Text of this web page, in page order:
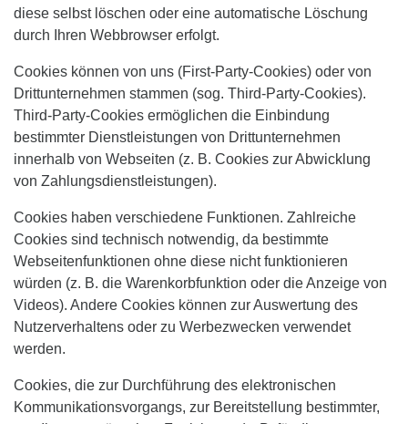
diese selbst löschen oder eine automatische Löschung
durch Ihren Webbrowser erfolgt.
Cookies können von uns (First-Party-Cookies) oder von
Drittunternehmen stammen (sog. Third-Party-Cookies).
Third-Party-Cookies ermöglichen die Einbindung
bestimmter Dienstleistungen von Drittunternehmen
innerhalb von Webseiten (z. B. Cookies zur Abwicklung
von Zahlungsdienstleistungen).
Cookies haben verschiedene Funktionen. Zahlreiche
Cookies sind technisch notwendig, da bestimmte
Webseitenfunktionen ohne diese nicht funktionieren
würden (z. B. die Warenkorbfunktion oder die Anzeige von
Videos). Andere Cookies können zur Auswertung des
Nutzerverhaltens oder zu Werbezwecken verwendet
werden.
Cookies, die zur Durchführung des elektronischen
Kommunikationsvorgangs, zur Bereitstellung bestimmter,